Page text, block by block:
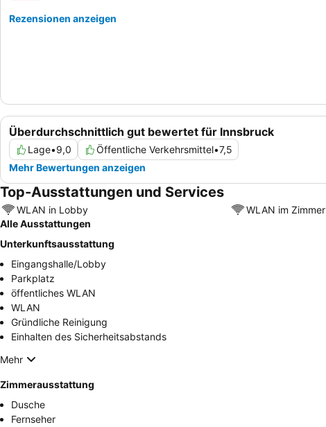
Überdurchschnittlich gut bewertet für Innsbruck
Lage•9,0 Öffentliche Verkehrsmittel•7,5
Mehr Bewertungen anzeigen
Rezensionen anzeigen
Top-Ausstattungen und Services
WLAN in Lobby WLAN im Zimmer
Alle Ausstattungen
Unterkunftsausstattung
Eingangshalle/Lobby
Parkplatz
öffentliches WLAN
WLAN
Gründliche Reinigung
Einhalten des Sicherheitsabstands
Mehr
Zimmerausstattung
Dusche
Fernseher